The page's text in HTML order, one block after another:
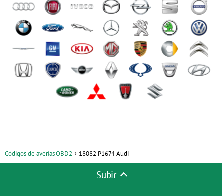
Códigos de averías OBD2 18082 P1674 Audi
Subir